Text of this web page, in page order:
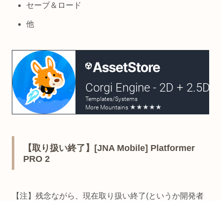
セーブ＆ロード
他
【取り扱い終了】[JNA Mobile] Platformer
PRO 2
【注】残念ながら、現在取り扱い終了(というか開発者